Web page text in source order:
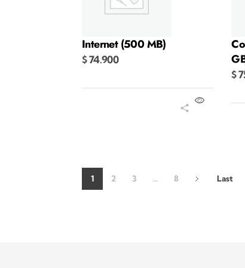
Internet (500 MB)
$74.900
$
1 2 3 ... 8 Last